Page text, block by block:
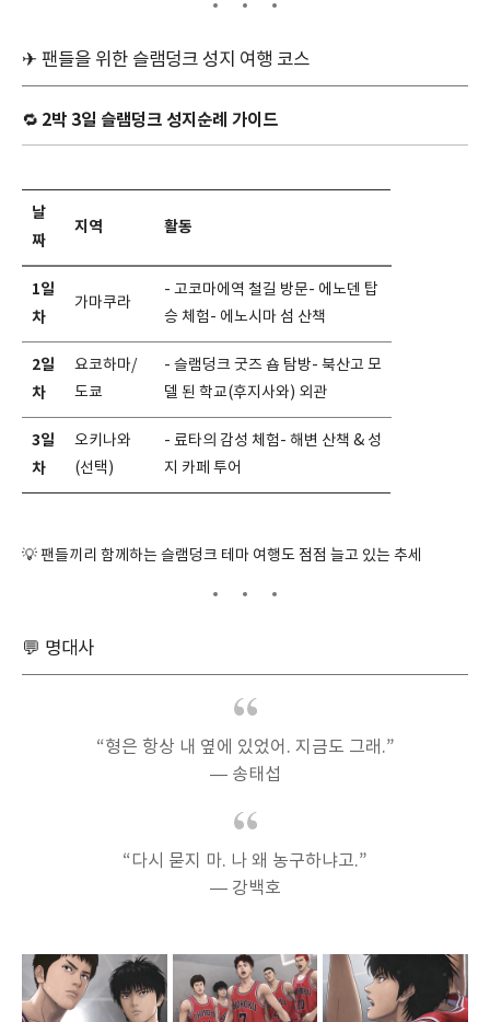
✈ 팬들을 위한 슬램덩크 성지 여행 코스
🔁 2박 3일 슬램덩크 성지순례 가이드
날
짜
지역 활동
1일
차
가마쿠라
- 고코마에역 철길 방문- 에노덴 탑
승 체험- 에노시마 섬 산책
2일
차
요코하마/
도쿄
- 슬램덩크 굿즈 숍 탐방- 북산고 모
델 된 학교(후지사와) 외관
3일
차
오키나와
(선택)
- 료타의 감성 체험- 해변 산책 & 성
지 카페 투어
💡 팬들끼리 함께하는 슬램덩크 테마 여행도 점점 늘고 있는 추세
💬 명대사
“형은 항상 내 옆에 있었어. 지금도 그래.”
— 송태섭
“다시 묻지 마. 나 왜 농구하냐고.”
— 강백호